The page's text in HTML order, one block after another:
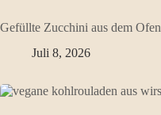
Gefüllte Zucchini aus dem Ofen
Juli 8, 2026